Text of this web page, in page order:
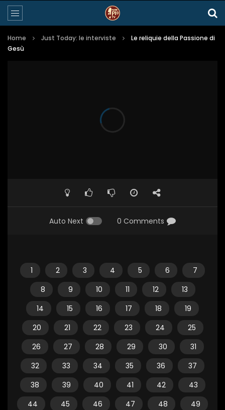
Home Just Today: le interviste
Le reliquie della Passione di
Gesù
Auto Next 0 Comments
1 2 3 4 5 6
7
8
9 10 11 12
13
14
15 16 17 18
19
20
21 22 23 24
25
26
27 28 29 30
31
32
33 34 35 36
37
38
39 40 41 42
43
44
45 46 47 48
49